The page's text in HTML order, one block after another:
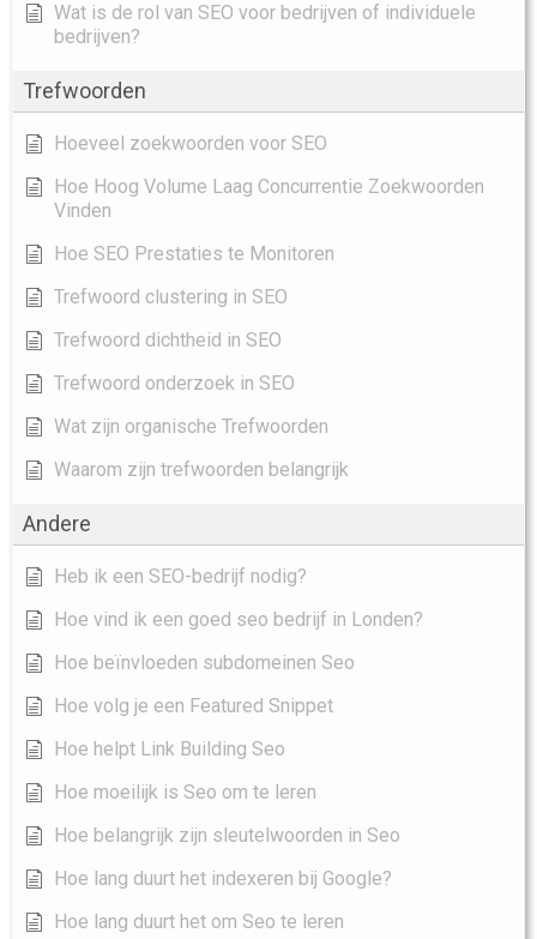
Wat is de rol van SEO voor bedrijven of individuele
bedrijven?
Trefwoorden
Hoeveel zoekwoorden voor SEO
Hoe Hoog Volume Laag Concurrentie Zoekwoorden
Vinden
Hoe SEO Prestaties te Monitoren
Trefwoord clustering in SEO
Trefwoord dichtheid in SEO
Trefwoord onderzoek in SEO
Wat zijn organische Trefwoorden
Waarom zijn trefwoorden belangrijk
Andere
Heb ik een SEO-bedrijf nodig?
Hoe vind ik een goed seo bedrijf in Londen?
Hoe beïnvloeden subdomeinen Seo
Hoe volg je een Featured Snippet
Hoe helpt Link Building Seo
Hoe moeilijk is Seo om te leren
Hoe belangrijk zijn sleutelwoorden in Seo
Hoe lang duurt het indexeren bij Google?
Hoe lang duurt het om Seo te leren